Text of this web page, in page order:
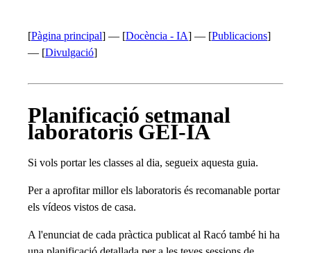
[Pàgina principal] — [Docència - IA] — [Publicacions]
— [Divulgació]
Planificació setmanal
laboratoris GEI-IA
Si vols portar les classes al dia, segueix aquesta guia.
Per a aprofitar millor els laboratoris és recomanable portar
els vídeos vistos de casa.
A l'enunciat de cada pràctica publicat al Racó també hi ha